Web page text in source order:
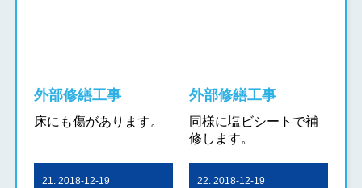
外部修繕工事
床にも傷があります。
外部修繕工事
同様に塩ビシートで補
修します。
21. 2018-12-19 22. 2018-12-19